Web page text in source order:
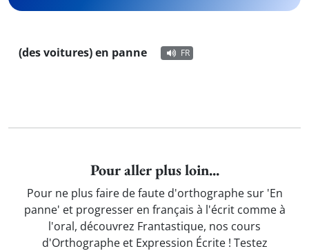
(des voitures) en panne FR
Pour aller plus loin...
Pour ne plus faire de faute d'orthographe sur 'En
panne' et progresser en français à l'écrit comme à
l'oral, découvrez Frantastique, nos cours
d'Orthographe et Expression Écrite ! Testez